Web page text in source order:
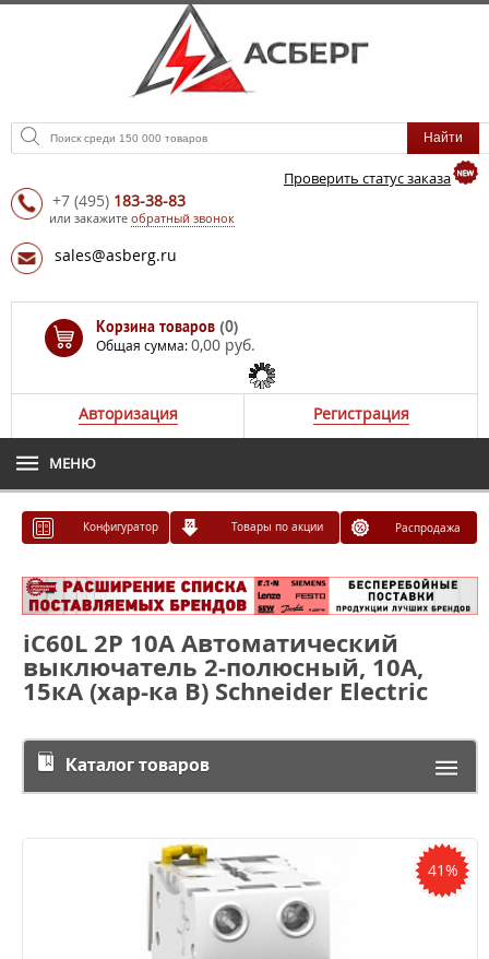
Проверить статус заказа
+7 (495) 183-38-83
или закажите обратный звонок
sales@asberg.ru
Корзина товаров (0)
Общая сумма:0,00 руб.
Авторизация Регистрация
МЕНЮ
Конфигуратор Товары по акции Распродажа
iC60L 2P 10А Автоматический
выключатель 2-полюсный, 10А,
15кА (хар-ка B) Schneider Electric
Каталог товаров
41%